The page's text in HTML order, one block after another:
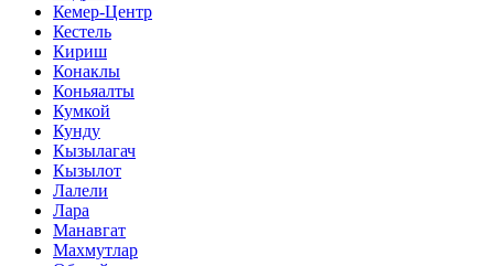
Кемер-Центр
Кестель
Кириш
Конаклы
Коньяалты
Кумкой
Кунду
Кызылагач
Кызылот
Лалели
Лара
Манавгат
Махмутлар